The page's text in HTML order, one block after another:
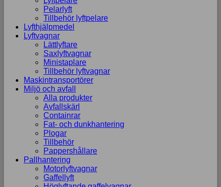
Pelarlyft
Tillbehör lyftpelare
Lyfthjälpmedel
Lyftvagnar
Lättlyftare
Saxlyftvagnar
Ministaplare
Tillbehör lyftvagnar
Maskintransportörer
Miljö och avfall
Alla produkter
Avfallskärl
Containrar
Fat- och dunkhantering
Plogar
Tillbehör
Pappershållare
Pallhantering
Motorlyftvagnar
Gaffellyft